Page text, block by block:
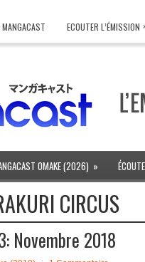
MANGACAST ECOUTER L’ÉMISSION
OMAKE (2026) »
CIRCUS
Novembre 2018